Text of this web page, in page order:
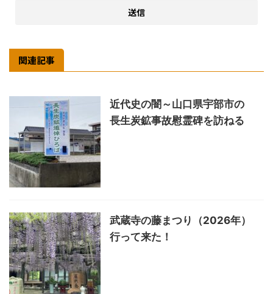
関連記事
近代史の闇～山口県宇部市の
長生炭鉱事故慰霊碑を訪ねる
武蔵寺の藤まつり（2026年）
行って来た！